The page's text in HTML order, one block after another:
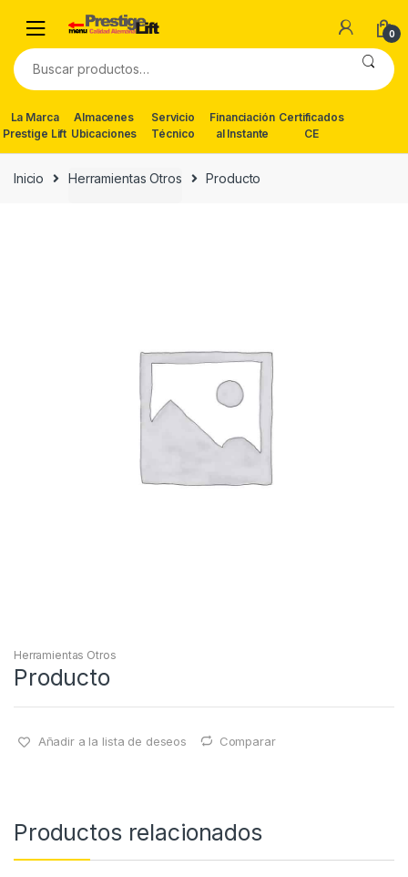
navigation
content
0
Buscar
por:
La Marca
Prestige Lift
Almacenes
Ubicaciones
Servicio
Técnico
Financiación
al Instante
Certificados
CE
Inicio Herramientas Otros Producto
Herramientas Otros
Producto
Añadir a la lista de deseos Comparar
Productos relacionados